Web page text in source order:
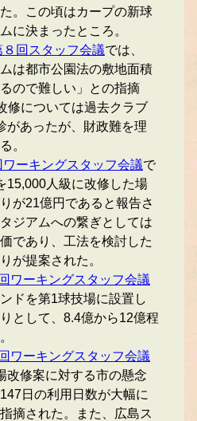
。この頃はカープの新球
に決まったところ。
回スタッフ会議では、
ムは都市公園法の敷地面積
ので難しい」との指摘
修については過去クラブ
があったが、財政難を理
。
ーキングスタッフ会議で
15,000人級に改修した場
が21億円であると報告さ
ジアムへの繋ぎとしては
であり、工法を検討した
が提案された。
ワーキングスタッフ会議
ドを第1球技場に設置し
として、8.4億から12億程
ワーキングスタッフ会議
改修案に対する市の懸念
日の利用日数が大幅に
摘された。また、広島ス